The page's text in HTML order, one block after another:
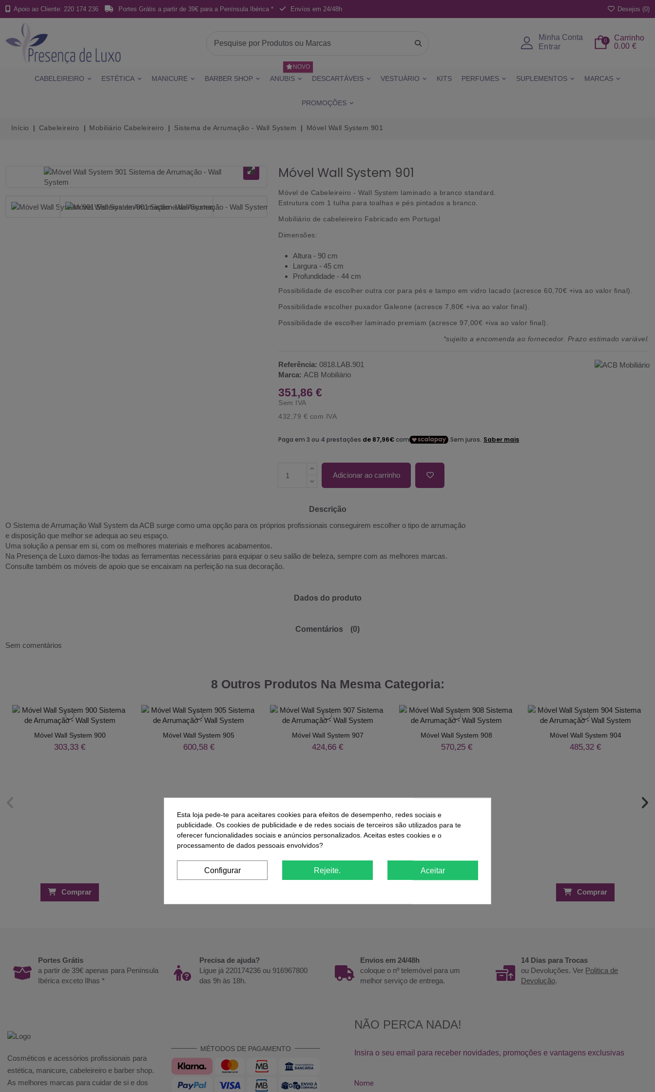
Apoio ao Cliente: 220 174 236 Portes Grátis a partir de 39€ para a Península Ibérica * Envíos em 24/48h Desejos (0)
Minha Conta
Entrar
Carrinho
0
0.00 €
CABELEIREIRO ESTÉTICA MANICURE BARBER SHOP ANUBIS
NOVO
DESCARTÁVEIS VESTUÁRIO KITS PERFUMES SUPLEMENTOS MARCAS
PROMOÇÕES
Início Cabeleireiro Mobiliário Cabeleireiro Sistema de Arrumação - Wall System Móvel Wall System 901
Móvel Wall System 901
Móvel de Cabeleireiro - Wall System laminado a branco standard.
Estrutura com 1 tulha para toalhas e pés pintados a branco.
Mobiliário de cabeleireiro Fabricado em Portugal
Dimensões:
Altura - 90 cm
Largura - 45 cm
Profundidade - 44 cm
Possibilidade de escolher outra cor para pés e tampo em vidro lacado (acresce 60,70€ +iva ao valor final).
Possibilidade escolher puxador Galeone (acresce 7,80€ +iva ao valor final).
Possibilidade de escolher laminado premiam (acresce 97,00€ +iva ao valor final).
*sujeito a encomenda ao fornecedor. Prazo estimado variável.
Referência: 0818.LAB.901
Marca: ACB Mobiliário
351,86 €
Sem IVA
432,79 € com IVA
Adicionar ao carrinho
Descrição
O Sistema de Arrumação Wall System da ACB surge como uma opção para os próprios profissionais conseguirem escolher o tipo de arrumação
e disposição que melhor se adequa ao seu espaço.
Uma solução a pensar em si, com os melhores materiais e melhores acabamentos.
Na Presença de Luxo damos-lhe todas as ferramentas necessárias para equipar o seu salão de beleza, sempre com as melhores marcas.
Consulte também os móveis de apoio que se encaixam na perfeição na sua decoração.
Dados do produto
Comentários
(0)
Sem comentários
8 Outros Produtos Na Mesma Categoria:
Móvel Wall System 900
303,33 €
Comprar
Móvel Wall System 905
600,58 €
Móvel Wall System 907
424,66 €
Móvel Wall System 908
570,25 €
Móvel Wall System 904
485,32 €
Comprar
Portes Grátis
a partir de 39€ apenas para Península
Ibérica exceto Ilhas *
Precisa de ajuda?
Ligue já 220174236 ou 916967800
das 9h às 18h.
Envios em 24/48h
coloque o nº telemóvel para um
melhor serviço de entrega.
14 Dias para Trocas
ou Devoluções. Ver Politica de
Devolução.
Cosméticos e acessórios profissionais para
estética, manicure, cabeleireiro e barber shop.
As melhores marcas para cuidar de si e dos
MÉTODOS DE PAGAMENTO
Esta loja pede-te para aceitares cookies para efeitos de desempenho, redes sociais e
publicidade. Os cookies de publicidade e de redes sociais de terceiros são utilizados para te
oferecer funcionalidades sociais e anúncios personalizados. Aceitas estes cookies e o
processamento de dados pessoais envolvidos?
Configurar Rejeite. Aceitar